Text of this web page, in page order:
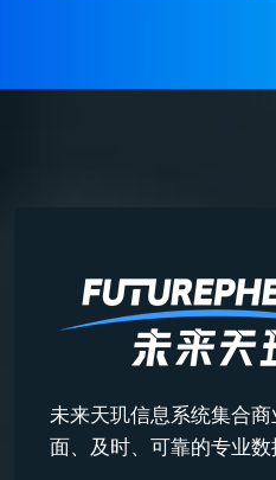
未来天玑信息系统集合
面、及时、可靠的专业